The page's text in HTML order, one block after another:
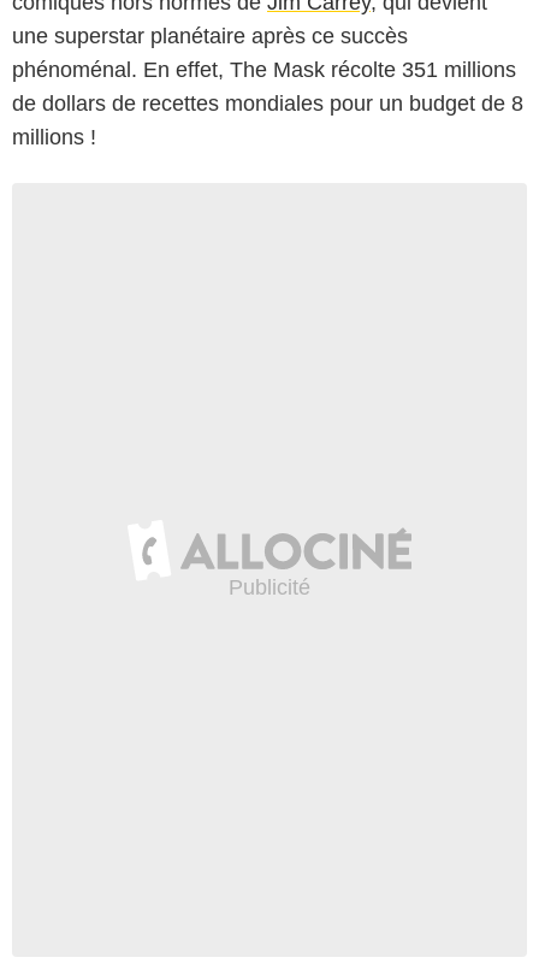
une superstar planétaire après ce succès
phénoménal. En effet, The Mask récolte 351 millions
de dollars de recettes mondiales pour un budget de 8
millions !